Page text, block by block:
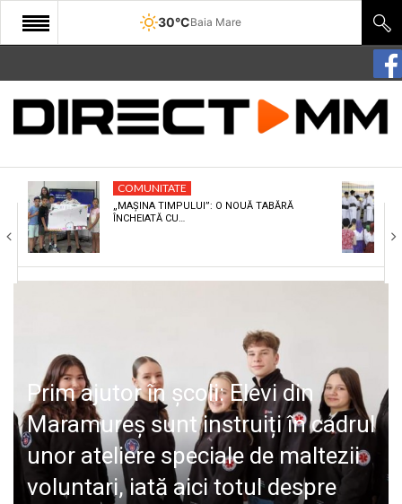
30°CBaia Mare
START
COMUNITATE
CULTURA
ECONOMIE
SANATATE
POLITIC
LIFE
COMUNITATE
„MAȘINA TIMPULUI”: O NOUĂ TABĂRĂ
ÎNCHEIATĂ CU…
Prim ajutor în școli: Elevi din
Maramureș sunt instruiți în cadrul
unor ateliere speciale de maltezii
voluntari, iată aici totul despre